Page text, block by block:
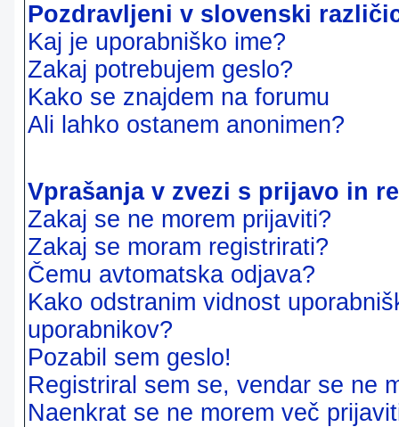
Pozdravljeni v slovenski
Kaj je uporabniško ime?
Zakaj potrebujem geslo?
Kako se znajdem na forumu
Ali lahko ostanem anonimen?
Vprašanja v zvezi s prijavo in
Zakaj se ne morem prijaviti?
Zakaj se moram registrirati?
Čemu avtomatska odjava?
Kako odstranim vidnost
uporabnikov?
Pozabil sem geslo!
Registriral sem se, vendar se ne
Naenkrat se ne morem več